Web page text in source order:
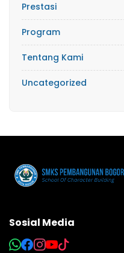
Prestasi
Program
Tentang Kami
Uncategorized
Sosial Media